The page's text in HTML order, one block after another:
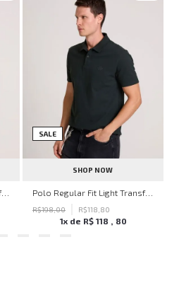
Polo Regular Fit Light Transfer Bege Médio John John Masculina
SALE
SHOP NOW
Polo Regular Fit Light Transfer Verde Escuro John John Masculina
R$198,00 R$118 80
1x de R$ 118 80